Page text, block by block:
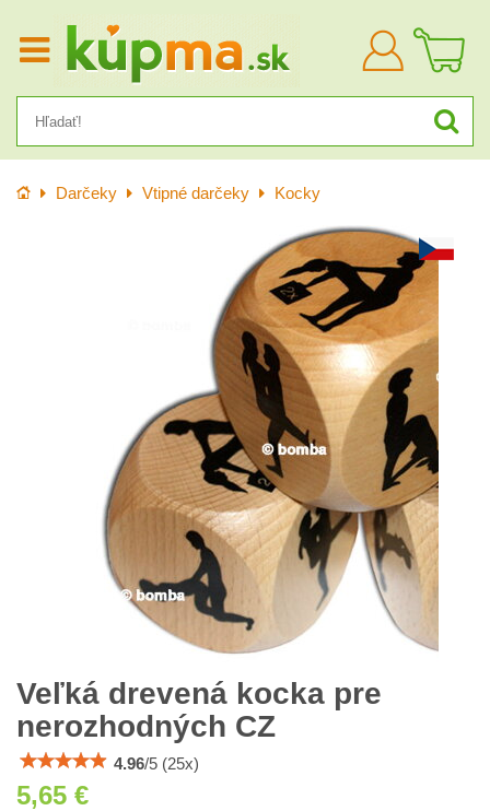
Prihlásiť
sa
Úvod Darčeky Vtipné darčeky Kocky
Veľká drevená kocka pre
nerozhodných CZ
4.96/5 (25x)
5,65 €